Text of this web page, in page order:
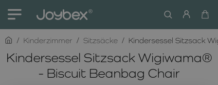
Kindersessel Sitzsack Wigiwama®
- Biscuit Beanbag Chair
homeKinderzimmer Sitzsäcke Kindersessel Sitzsack